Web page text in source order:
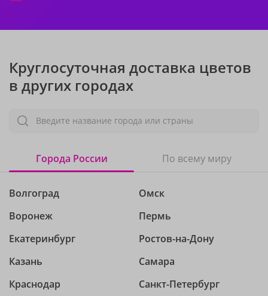
Круглосуточная доставка цветов
в других городах
Введите название города или страны
Города России По всему миру
Волгоград
Воронеж
Екатеринбург
Казань
Краснодар
Омск
Пермь
Ростов-на-Дону
Самара
Санкт-Петербург